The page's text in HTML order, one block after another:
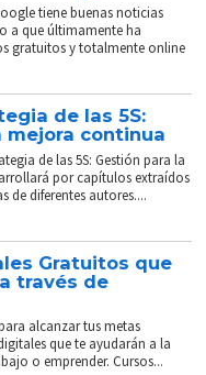
tiene buenas noticias
a que últimamente ha
gratuitos y totalmente online
de las 5S:
mejora continua
de las 5S: Gestión para la
por capítulos extraídos
de diferentes autores....
Gratuitos que
través de
alcanzar tus metas
que te ayudarán a la
o emprender. Cursos...